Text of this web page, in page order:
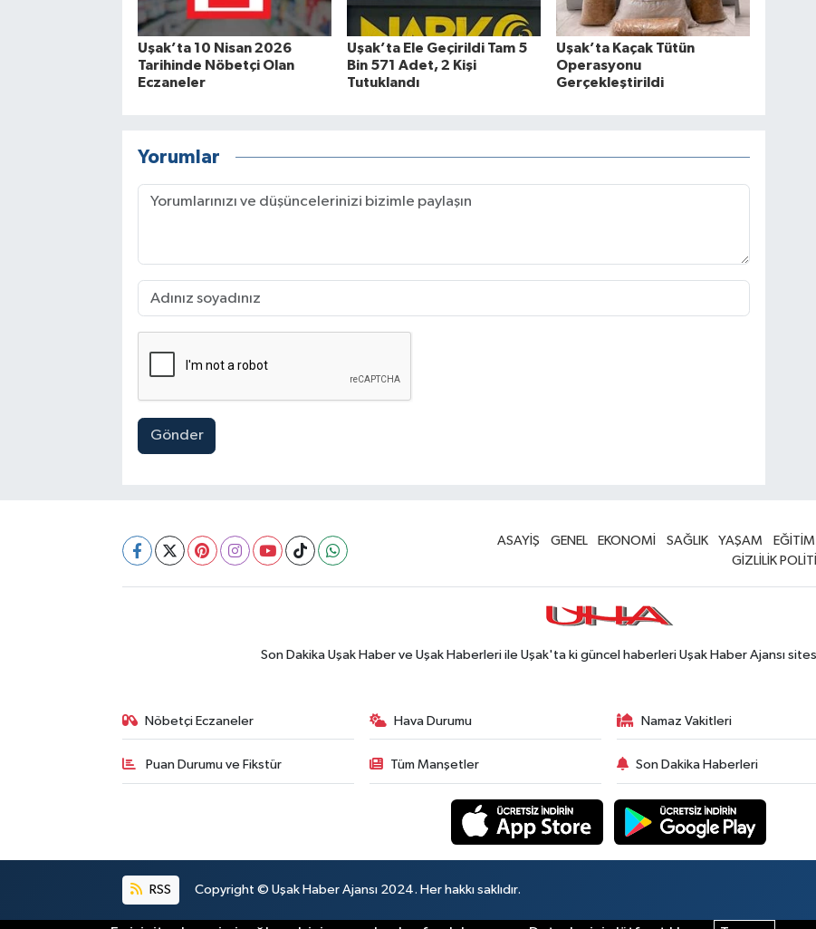
Uşak’ta 10 Nisan 2026
Tarihinde Nöbetçi Olan
Eczaneler
Uşak’ta Ele Geçirildi Tam 5
Bin 571 Adet, 2 Kişi
Tutuklandı
Uşak’ta Kaçak Tütün
Operasyonu
Gerçekleştirildi
Yorumlar
Gönder
ASAYİŞ GENEL EKONOMİ SAĞLIK YAŞAM EĞİTİM
GİZLİLİK
Son Dakika Uşak Haber ve Uşak Haberleri ile Uşak'ta ki güncel haberleri Uşak Haber Ajansı
Nöbetçi Eczaneler Hava Durumu Namaz Vakitleri
Puan Durumu ve Fikstür Tüm Manşetler Son Dakika Haberleri
RSS Copyright © Uşak Haber Ajansı 2024. Her hakkı saklıdır.